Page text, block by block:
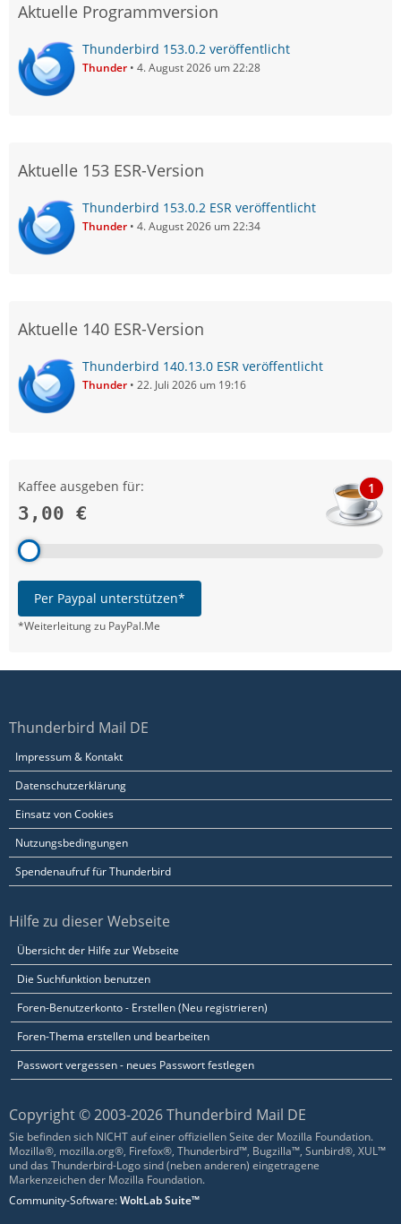
Aktuelle Programmversion
Thunderbird 153.0.2 veröffentlicht
Thunder 4. August 2026 um 22:28
Aktuelle 153 ESR-Version
Thunderbird 153.0.2 ESR veröffentlicht
Thunder 4. August 2026 um 22:34
Aktuelle 140 ESR-Version
Thunderbird 140.13.0 ESR veröffentlicht
Thunder 22. Juli 2026 um 19:16
Kaffee ausgeben für:
3,00 €
1
Per Paypal unterstützen*
*Weiterleitung zu PayPal.Me
Thunderbird Mail DE
Impressum & Kontakt
Datenschutzerklärung
Einsatz von Cookies
Nutzungsbedingungen
Spendenaufruf für Thunderbird
Hilfe zu dieser Webseite
Übersicht der Hilfe zur Webseite
Die Suchfunktion benutzen
Foren-Benutzerkonto - Erstellen (Neu registrieren)
Foren-Thema erstellen und bearbeiten
Passwort vergessen - neues Passwort festlegen
Copyright © 2003-2026 Thunderbird Mail DE
Sie befinden sich NICHT auf einer offiziellen Seite der Mozilla Foundation.
Mozilla®, mozilla.org®, Firefox®, Thunderbird™, Bugzilla™, Sunbird®, XUL™
und das Thunderbird-Logo sind (neben anderen) eingetragene
Markenzeichen der Mozilla Foundation.
Community-Software:WoltLab Suite™